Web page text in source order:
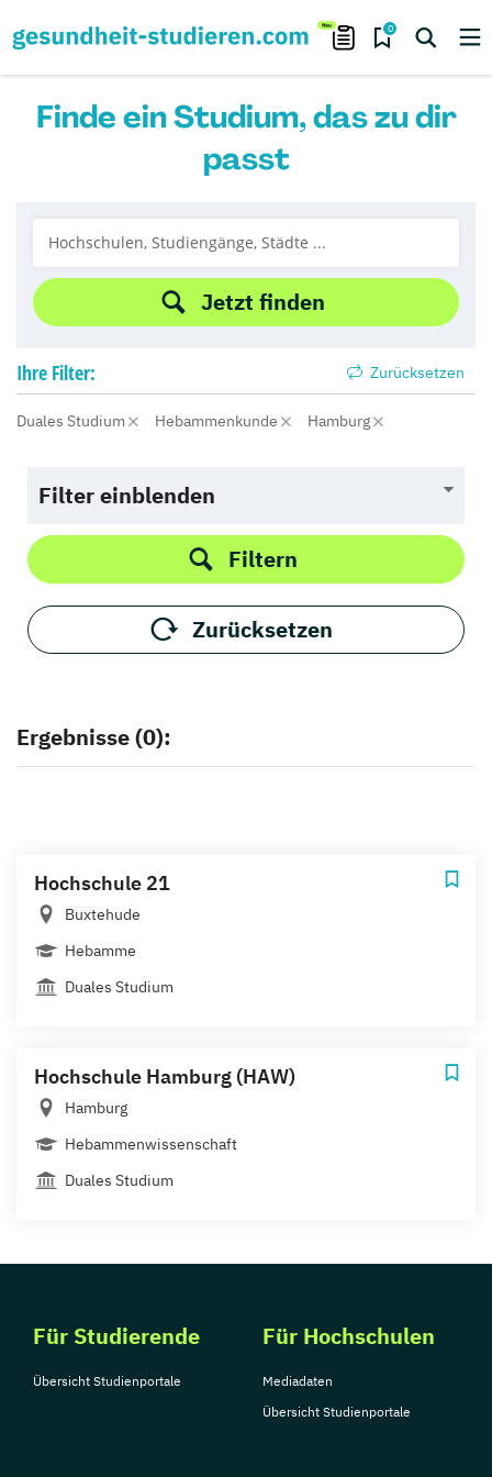
0
Finde ein Studium, das zu dir
passt
Jetzt finden
Ihre Filter: Zurücksetzen
Duales Studium Hebammenkunde Hamburg
Filter einblenden
Filtern
Zurücksetzen
Ergebnisse (0):
Hochschule 21
Buxtehude
Hebamme
Duales Studium
Hochschule Hamburg (HAW)
Hamburg
Hebammenwissenschaft
Duales Studium
Für Studierende
Übersicht Studienportale
Für Hochschulen
Mediadaten
Übersicht Studienportale